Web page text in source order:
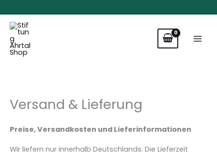
springen
Versand & Lieferung
Preise, Versandkosten und Lieferinformationen
Wir liefern nur innerhalb Deutschlands. Die Lieferzeit